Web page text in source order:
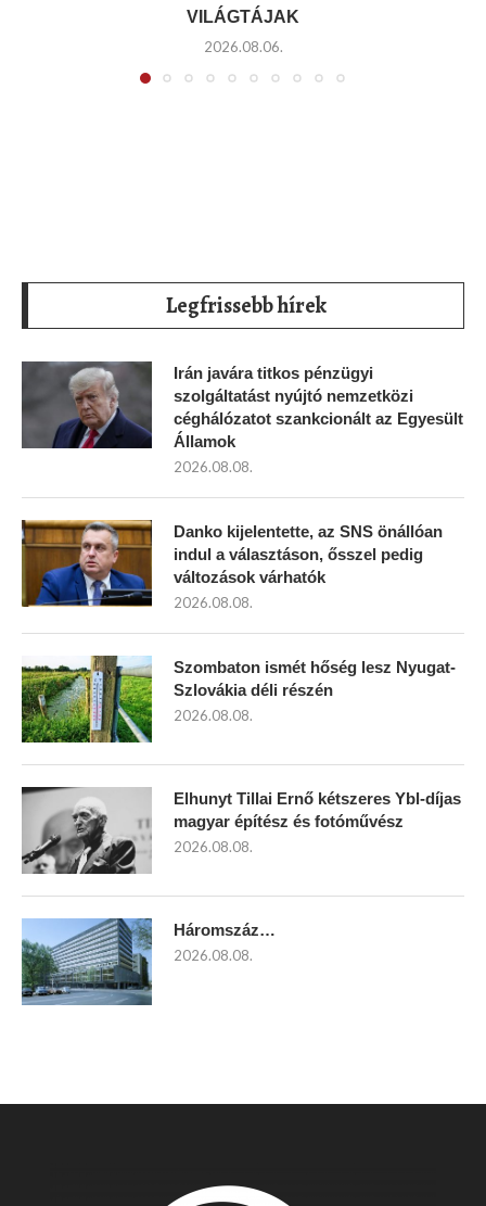
VILÁGTÁJAK
2026.08.06.
Legfrissebb hírek
Irán javára titkos pénzügyi
szolgáltatást nyújtó nemzetközi
céghálózatot szankcionált az Egyesült
Államok
2026.08.08.
Danko kijelentette, az SNS önállóan
indul a választáson, ősszel pedig
változások várhatók
2026.08.08.
Szombaton ismét hőség lesz Nyugat-
Szlovákia déli részén
2026.08.08.
Elhunyt Tillai Ernő kétszeres Ybl-díjas
magyar építész és fotóművész
2026.08.08.
Háromszáz…
2026.08.08.